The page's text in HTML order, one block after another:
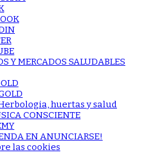
Y MERCADOS SALUDABLES
huertas y salud
CONSCIENTE
EN ANUNCIARSE!
las cookies